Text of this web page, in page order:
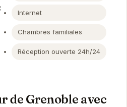
Internet
Chambres familiales
Réception ouverte 24h/24
de Grenoble avec